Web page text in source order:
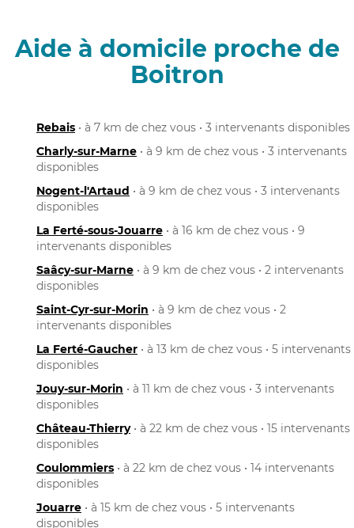
Aide à domicile proche de
Boitron
Rebais • à 7 km de chez vous • 3 intervenants disponibles
Charly-sur-Marne • à 9 km de chez vous • 3 intervenants
disponibles
Nogent-l'Artaud • à 9 km de chez vous • 3 intervenants
disponibles
La Ferté-sous-Jouarre • à 16 km de chez vous • 9
intervenants disponibles
Saâcy-sur-Marne • à 9 km de chez vous • 2 intervenants
disponibles
Saint-Cyr-sur-Morin • à 9 km de chez vous • 2
intervenants disponibles
La Ferté-Gaucher • à 13 km de chez vous • 5 intervenants
disponibles
Jouy-sur-Morin • à 11 km de chez vous • 3 intervenants
disponibles
Château-Thierry• à 22 km de chez vous • 15 intervenants
disponibles
Coulommiers • à 22 km de chez vous • 14 intervenants
disponibles
Jouarre • à 15 km de chez vous • 5 intervenants
disponibles